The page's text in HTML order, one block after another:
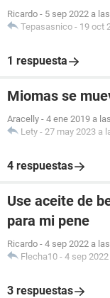
Ricardo - 5 sep 2022 a
Tepasasnico - 19 oct
1 respuesta
Miomas se
Aracelly - 4 ene 2019 a
Lety - 27 may 2023 a
4 respuestas
Use aceite de
para mi pene
Ricardo - 4 sep 2022 a
Flecha10 - 4 sep
3 respuestas